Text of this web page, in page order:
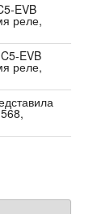
EVB
реле,
EVB
реле,